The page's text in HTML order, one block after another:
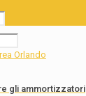
gli ammortizzatori